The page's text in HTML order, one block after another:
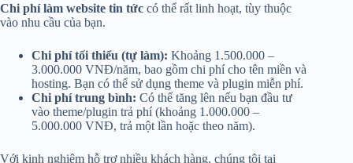
Chi phí làm website tin tức có thể rất linh hoạt, tùy thuộc
vào nhu cầu của bạn.
Chi phí tối thiểu (tự làm): Khoảng 1.500.000 –
3.000.000 VNĐ/năm, bao gồm chi phí cho tên miền và
hosting. Bạn có thể sử dụng theme và plugin miễn phí.
Chi phí trung bình: Có thể tăng lên nếu bạn đầu tư
vào theme/plugin trả phí (khoảng 1.000.000 –
5.000.000 VNĐ, trả một lần hoặc theo năm).
Với kinh nghiệm hỗ trợ nhiều khách hàng, chúng tôi tại